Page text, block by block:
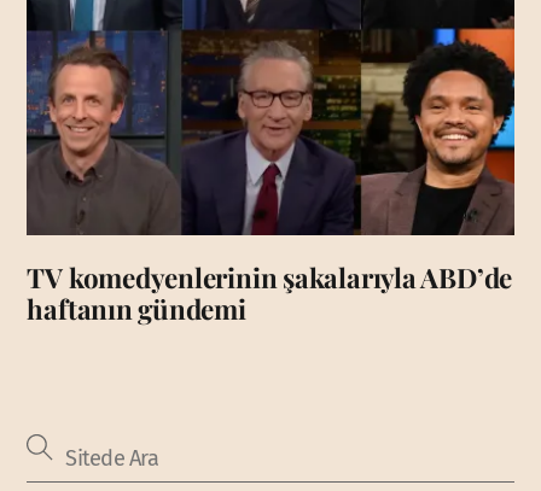
TV komedyenlerinin şakalarıyla ABD’de
haftanın gündemi